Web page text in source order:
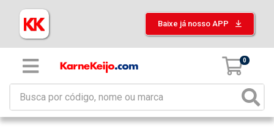
Baixe já nosso APP
0